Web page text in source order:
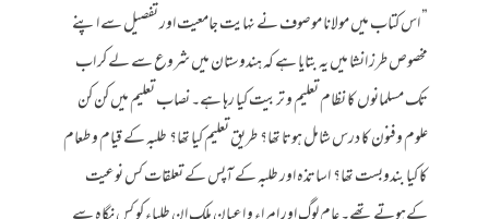
” اس کتاب میں مولانا موصوف نے نہایت جامعیت اور تفصیل سے اپنے
مخصوص طرز انشا میں یہ بتایا ہے کہ ہندوستان میں شروع سے لے کر اب
تک مسلمانوں کا نظام تعلیم و تربیت کیا رہا ہے۔ نصاب تعلیم میں کن کن
علوم وفنون کا درس شامل ہوتا تھا؟ طریق تعلیم کیا تھا؟ طلبہ کے قیام و طعام
کا کیا بندوبست تھا؟ اساتذہ اور طلبہ کے آپس کے تعلقات کس نوعیت